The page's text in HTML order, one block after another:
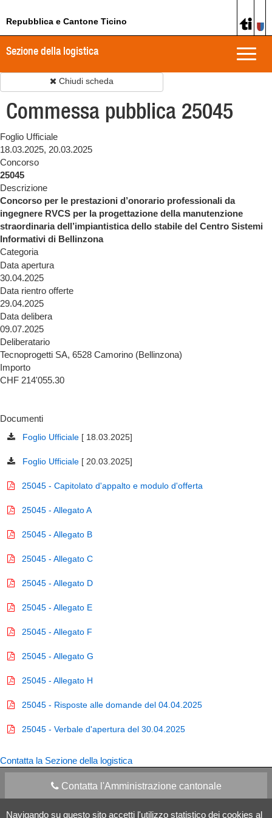
Navigando su questo sito accetti l'utilizzo statistico dei cookies al
Repubblica e Cantone Ticino
Toggle
Sezione della logistica
Chiudi scheda
Commessa pubblica 25045
Foglio Ufficiale
18.03.2025, 20.03.2025
Concorso
25045
Descrizione
Concorso per le prestazioni d’onorario professionali da
ingegnere RVCS per la progettazione della manutenzione
straordinaria dell’impiantistica dello stabile del Centro Sistemi
Informativi di Bellinzona
Categoria
Data apertura
30.04.2025
Data rientro offerte
29.04.2025
Data delibera
09.07.2025
Deliberatario
Tecnoprogetti SA, 6528 Camorino (Bellinzona)
Importo
CHF 214'055.30
Documenti
Foglio Ufficiale [ 18.03.2025]
Foglio Ufficiale [ 20.03.2025]
25045 - Capitolato d'appalto e modulo d'offerta
25045 - Allegato A
25045 - Allegato B
25045 - Allegato C
25045 - Allegato D
25045 - Allegato E
25045 - Allegato F
25045 - Allegato G
25045 - Allegato H
25045 - Risposte alle domande del 04.04.2025
25045 - Verbale d'apertura del 30.04.2025
Contatta la Sezione della logistica
Contatta l'Amministrazione cantonale